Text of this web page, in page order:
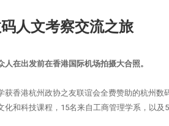
人文考察交流之旅
人在出发前在香港国际机场拍摄大合照。
获香港杭州政协之友联谊会全费赞助的杭州
化和科技课程，15名来自工商管理学系，以及